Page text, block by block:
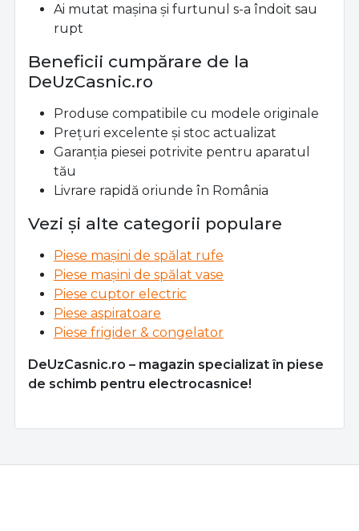
Ai mutat mașina și furtunul s-a îndoit sau
rupt
Beneficii cumpărare de la
DeUzCasnic.ro
Produse compatibile cu modele originale
Prețuri excelente și stoc actualizat
Garanția piesei potrivite pentru aparatul
tău
Livrare rapidă oriunde în România
Vezi și alte categorii populare
Piese mașini de spălat rufe
Piese mașini de spălat vase
Piese cuptor electric
Piese aspiratoare
Piese frigider & congelator
DeUzCasnic.ro – magazin specializat în piese
de schimb pentru electrocasnice!